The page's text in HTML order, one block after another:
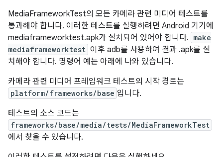
MediaFrameworkTest의 모든 카메라 관련 미디어 테스트를
통과해야 합니다. 이러한 테스트를 실행하려면 Android 기기에
mediaframeworktest.apk가 설치되어 있어야 합니다. make
mediaframeworktest 이후 adb를 사용하여 결과 .apk를 설
치해야 합니다. 명령어 예는 아래에 나와 있습니다.
카메라 관련 미디어 프레임워크 테스트의 시작 경로는
platform/frameworks/base 입니다.
테스트의 소스 코드는
frameworks/base/media/tests/MediaFrameworkTest
에서 찾을 수 있습니다.